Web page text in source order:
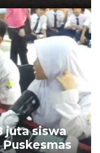
juta siswa